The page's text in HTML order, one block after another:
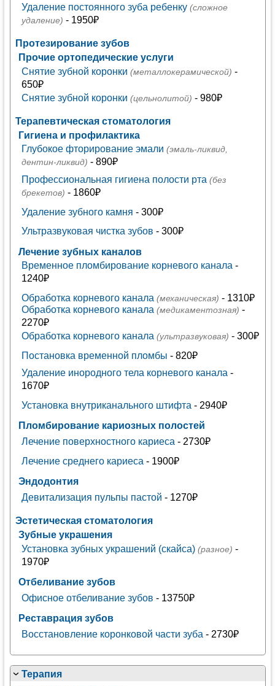
Удаление постоянного зуба ребенку (сложное
удаление) - 1950₽
Протезирование зубов
Прочие ортопедические услуги
Снятие зубной коронки (металлокерамической) -
650₽
Снятие зубной коронки (цельнолитой) - 980₽
Терапевтическая стоматология
Гигиена и профилактика
Глубокое фторирование эмали (эмаль-ликвид,
дентин-ликвид) - 890₽
Профессиональная гигиена полости рта (без
брекетов) - 1860₽
Удаление зубного камня - 300₽
Ультразвуковая чистка зубов - 300₽
Лечение зубных каналов
Временное пломбирование корневого канала-
1240₽
Обработка корневого канала (механическая) - 1310₽
Обработка корневого канала (медикаментозная) -
2270₽
Обработка корневого канала (ультразвуковая) - 300₽
Постановка временной пломбы - 820₽
Удаление инородного тела корневого канала -
1670₽
Установка внутриканального штифта - 2940₽
Пломбирование кариозных полостей
Лечение поверхностного кариеса - 2730₽
Лечение среднего кариеса - 1900₽
Эндодонтия
Девитализация пульпы пастой - 1270₽
Эстетическая стоматология
Зубные украшения
Установка зубных украшений (скайса) (разное) -
1970₽
Отбеливание зубов
Офисное отбеливание зубов - 13750₽
Реставрация зубов
Восстановление коронковой части зуба - 2730₽
Терапия